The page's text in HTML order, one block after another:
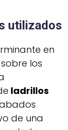
utilizados
en
los
ladrillos
de una